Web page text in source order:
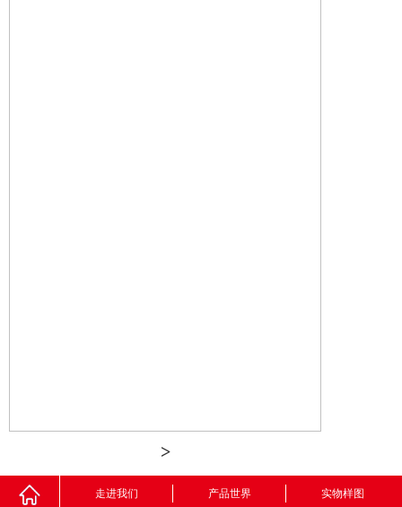
>
走进我们 产品世界 实物样图